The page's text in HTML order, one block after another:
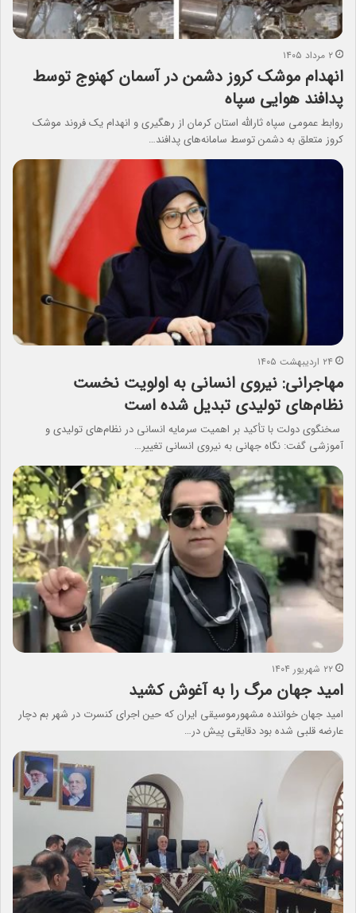
۲ مرداد ۱۴۰۵
انهدام موشک کروز دشمن در آسمان کهنوج توسط
پدافند هوایی سپاه
روابط عمومی سپاه ثارالله استان کرمان از رهگیری و انهدام یک فروند موشک
کروز متعلق به دشمن توسط سامانه‌های پدافند…
۲۴ اردیبهشت ۱۴۰۵
مهاجرانی: نیروی انسانی به اولویت نخست
نظام‌های تولیدی تبدیل شده است
سخنگوی دولت با تأکید بر اهمیت سرمایه انسانی در نظام‌های تولیدی و
آموزشی گفت: نگاه جهانی به نیروی انسانی تغییر…
۲۲ شهریور ۱۴۰۴
امید جهان مرگ را به آغوش کشید
امید جهان خواننده مشهورموسیقی ایران که حین اجرای کنسرت در شهر بم دچار
عارضه قلبی شده بود دقایقی پیش در…